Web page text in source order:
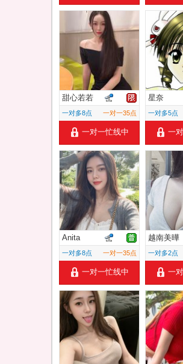
甜心若若
一对多8点 一对一35点
一对一忙线中
星奈
一对多5点
一
Anita
一对多8点 一对一35点
一对一忙线中
越南美曄
一对多2点
一